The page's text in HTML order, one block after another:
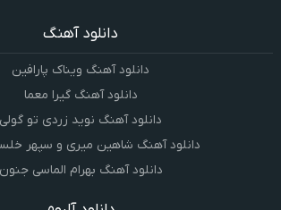
دانلود آهنگ
دانلود آهنگ ویناک پارافین
دانلود آهنگ گیرا معما
دانلود آهنگ نوید زردی تو گولی
دانلود آهنگ شاهین میری و سپهر
دانلود آهنگ بهرام الماسی جنون